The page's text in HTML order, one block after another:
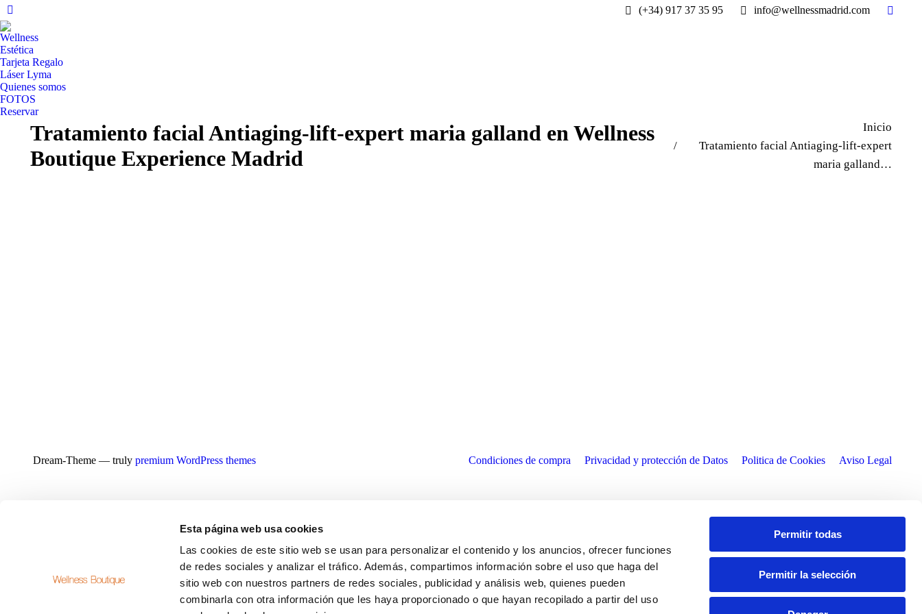
Esta página web usa cookies
Las cookies de este sitio web se usan para personalizar el contenido y los anuncios, ofrecer funciones
de redes sociales y analizar el tráfico. Además, compartimos información sobre el uso que haga del
sitio web con nuestros partners de redes sociales, publicidad y análisis web, quienes pueden
combinarla con otra información que les haya proporcionado o que hayan recopilado a partir del uso
Permitir todas
Permitir la selección
Instagram
page
opens
in
new
window
(+34) 917 37 35 95 info@wellnessmadrid.com
Wellness
Estética
Tarjeta Regalo
Láser Lyma
Quienes somos
FOTOS
Reservar
Tratamiento facial Antiaging-lift-expert maria galland en Wellness
Boutique Experience Madrid
Inicio
Tratamiento facial Antiaging-lift-expert
maria galland…
Dream-Theme — truly premium WordPress themes Condiciones de compra Privacidad y protección de Datos Politica de Cookies Aviso Legal